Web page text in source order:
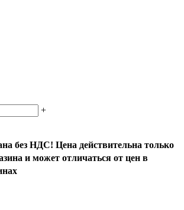
+
без НДС! Цена действительна только
и может отличаться от цен в